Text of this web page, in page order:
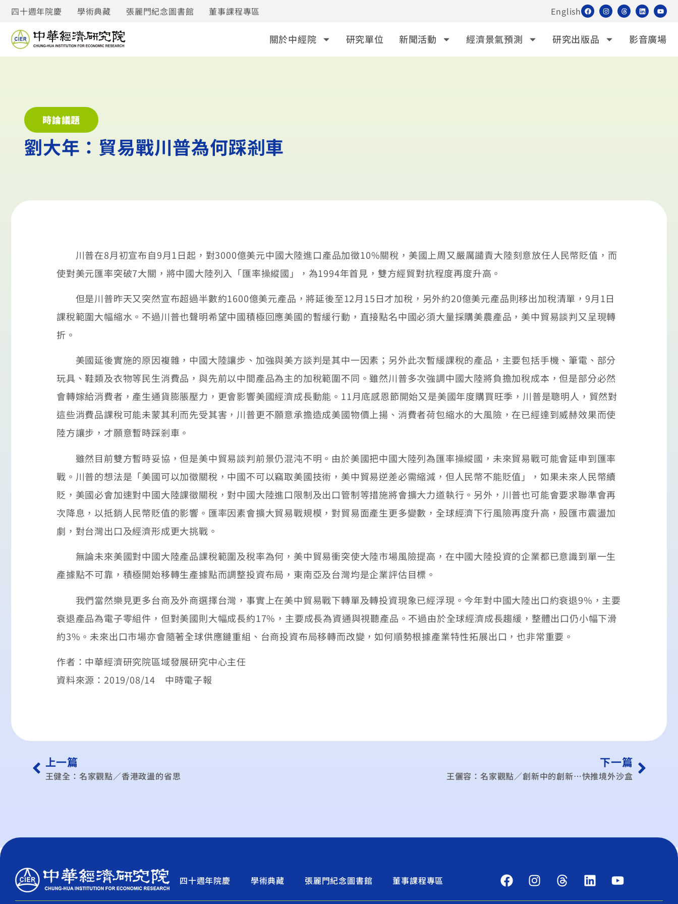
四十週年院慶 學術典藏 張麗門紀念圖書館 董事課程專區 English
關於中經院 研究單位 新聞活動 經濟景氣預測 研究出版品 影音廣場
時論議題
劉大年：貿易戰川普為何踩剎車
川普在8月初宣布自9月1日起，對3000億美元中國大陸進口產品加徵10%關稅，美國上周又嚴厲譴責大陸刻意放任人民幣貶值，而
使對美元匯率突破7大關，將中國大陸列入「匯率操縱國」，為1994年首見，雙方經貿對抗程度再度升高。
但是川普昨天又突然宣布超過半數約1600億美元產品，將延後至12月15日才加稅，另外約20億美元產品則移出加稅清單，9月1日
課稅範圍大幅縮水。不過川普也聲明希望中國積極回應美國的暫緩行動，直接點名中國必須大量採購美農產品，美中貿易談判又呈現轉
折。
美國延後實施的原因複雜，中國大陸讓步、加強與美方談判是其中一因素；另外此次暫緩課稅的產品，主要包括手機、筆電、部分
玩具、鞋類及衣物等民生消費品，與先前以中間產品為主的加稅範圍不同。雖然川普多次強調中國大陸將負擔加稅成本，但是部分必然
會轉嫁給消費者，產生通貨膨脹壓力，更會影響美國經濟成長動能。11月底感恩節開始又是美國年度購買旺季，川普是聰明人，貿然對
這些消費品課稅可能未蒙其利而先受其害，川普更不願意承擔造成美國物價上揚、消費者荷包縮水的大風險，在已經達到威赫效果而使
陸方讓步，才願意暫時踩剎車。
雖然目前雙方暫時妥協，但是美中貿易談判前景仍混沌不明。由於美國把中國大陸列為匯率操縱國，未來貿易戰可能會延申到匯率
戰。川普的想法是「美國可以加徵關稅，中國不可以竊取美國技術，美中貿易逆差必需縮減，但人民幣不能貶值」，如果未來人民幣續
貶，美國必會加速對中國大陸課徵關稅，對中國大陸進口限制及出口管制等措施將會擴大力道執行。另外，川普也可能會要求聯準會再
次降息，以抵銷人民幣貶值的影響。匯率因素會擴大貿易戰規模，對貿易面產生更多變數，全球經濟下行風險再度升高，股匯市震盪加
劇，對台灣出口及經濟形成更大挑戰。
無論未來美國對中國大陸產品課稅範圍及稅率為何，美中貿易衝突使大陸市場風險提高，在中國大陸投資的企業都已意識到單一生
產據點不可靠，積極開始移轉生產據點而調整投資布局，東南亞及台灣均是企業評估目標。
我們當然樂見更多台商及外商選擇台灣，事實上在美中貿易戰下轉單及轉投資現象已經浮現。今年對中國大陸出口約衰退9%，主要
衰退產品為電子零組件，但對美國則大幅成長約17%，主要成長為資通與視聽產品。不過由於全球經濟成長趨緩，整體出口仍小幅下滑
約3%。未來出口市場亦會隨著全球供應鏈重組、台商投資布局移轉而改變，如何順勢根據產業特性拓展出口，也非常重要。
作者：中華經濟研究院區域發展研究中心主任
資料來源：2019/08/14 中時電子報
上一篇
王健全：名家觀點／香港政盪的省思
下一篇
王儷容：名家觀點／創新中的創新…快推境外沙盒
四十週年院慶 學術典藏 張麗門紀念圖書館 董事課程專區